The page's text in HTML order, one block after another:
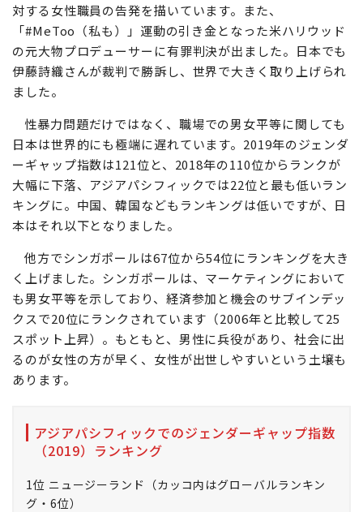
対する女性職員の告発を描いています。また、
「#MeToo（私も）」運動の引き金となった米ハリウッド
の元大物プロデューサーに有罪判決が出ました。日本でも
伊藤詩織さんが裁判で勝訴し、世界で大きく取り上げられ
ました。
性暴力問題だけではなく、職場での男女平等に関しても
日本は世界的にも極端に遅れています。2019年のジェンダ
ーギャップ指数は121位と、2018年の110位からランクが
大幅に下落、アジアパシフィックでは22位と最も低いラン
キングに。中国、韓国などもランキングは低いですが、日
本はそれ以下となりました。
他方でシンガポールは67位から54位にランキングを大き
く上げました。シンガポールは、マーケティングにおいて
も男女平等を示しており、経済参加と機会のサブインデッ
クスで20位にランクされています（2006年と比較して25
スポット上昇）。もともと、男性に兵役があり、社会に出
るのが女性の方が早く、女性が出世しやすいという土壌も
あります。
アジアパシフィックでのジェンダーギャップ指数
（2019）ランキング
1位 ニュージーランド（カッコ内はグローバルランキン
グ・6位）